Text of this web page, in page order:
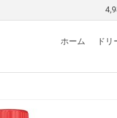
ホーム ド